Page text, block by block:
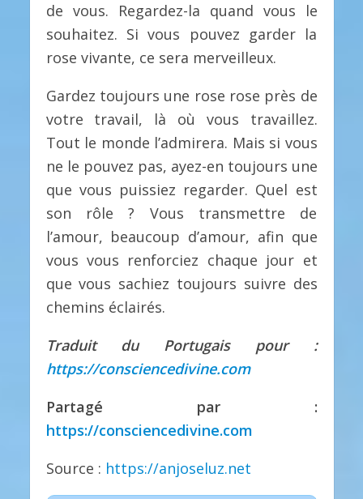
de vous. Regardez-la quand vous le
souhaitez. Si vous pouvez garder la
rose vivante, ce sera merveilleux.
Gardez toujours une rose rose près de
votre travail, là où vous travaillez.
Tout le monde l’admirera. Mais si vous
ne le pouvez pas, ayez-en toujours une
que vous puissiez regarder. Quel est
son rôle ? Vous transmettre de
l’amour, beaucoup d’amour, afin que
vous vous renforciez chaque jour et
que vous sachiez toujours suivre des
chemins éclairés.
Traduit du Portugais pour :
https://consciencedivine.com
Partagé par :
https://consciencedivine.com
Source : https://anjoseluz.net